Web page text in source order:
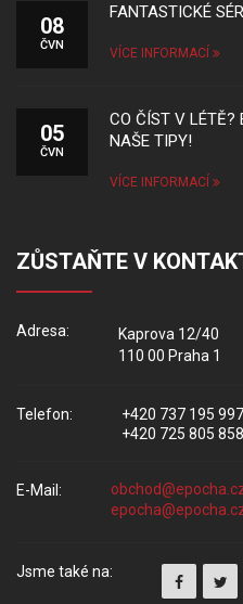
08
ČVN
FANTASTICKÉ
VÍCE INFORMACÍ
05
ČVN
CO ČÍST V LÉTĚ?
NAŠE TIPY!
VÍCE INFORMACÍ
ZŮSTAŇTE V
Adresa:
Kaprova 12/40
110 00 Praha 1
Telefon: +420 737 195
+420 725 805
E-Mail:
Jsme také na: